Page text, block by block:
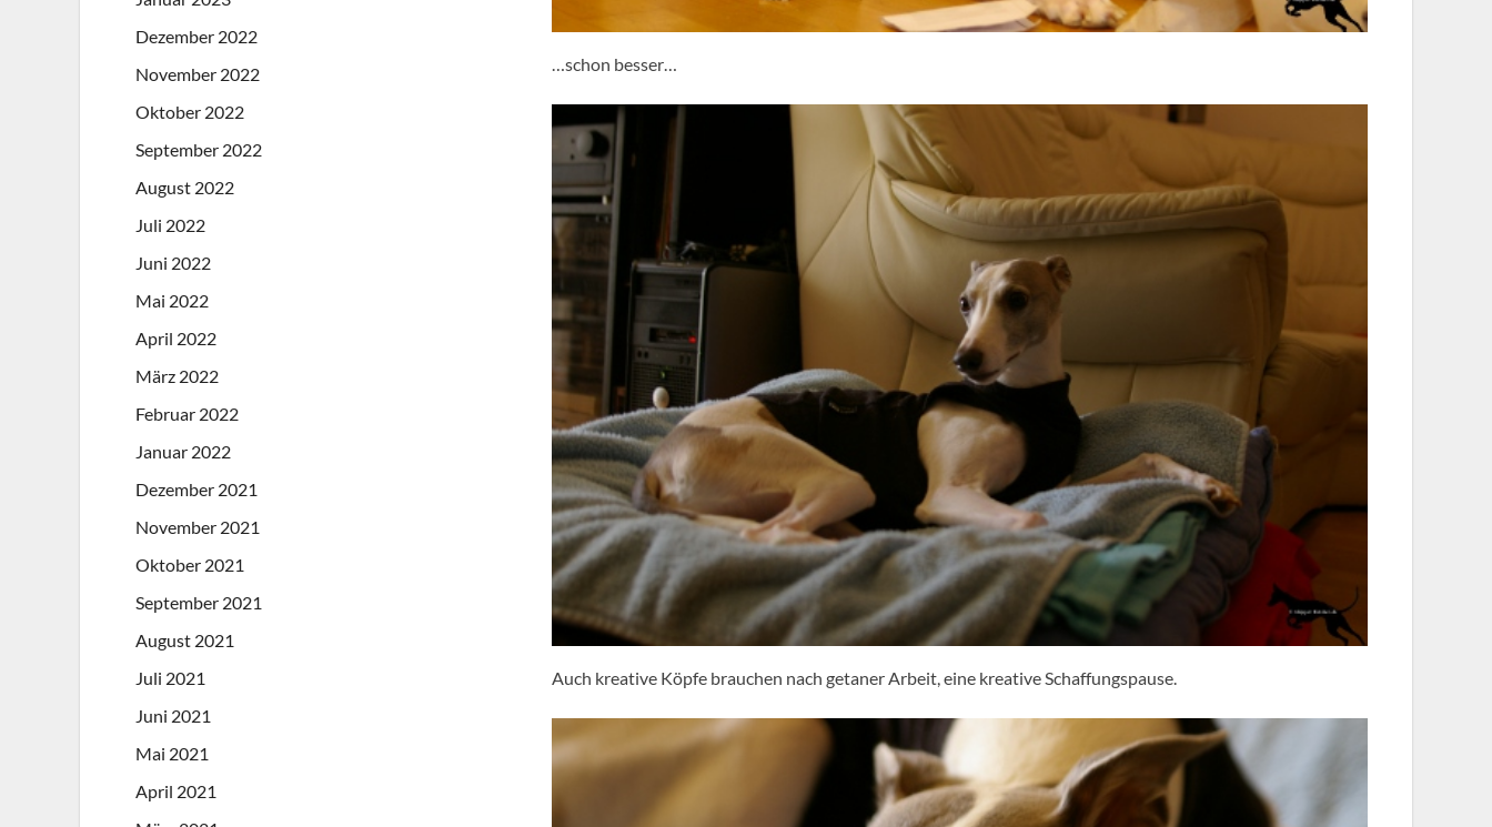
…schon besser…
Auch kreative Köpfe brauchen nach getaner Arbeit, eine kreative Schaffungspause.
Dezember 2022
November 2022
Oktober 2022
September 2022
August 2022
Juli 2022
Juni 2022
Mai 2022
April 2022
März 2022
Februar 2022
Januar 2022
Dezember 2021
November 2021
Oktober 2021
September 2021
August 2021
Juli 2021
Juni 2021
Mai 2021
April 2021